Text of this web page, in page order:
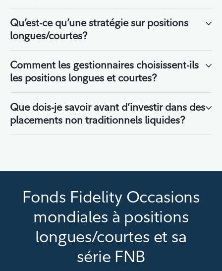
Qu’est-ce qu’une stratégie sur positions
longues/courtes?
Comment les gestionnaires choisissent-ils
les positions longues et courtes?
Que dois-je savoir avant d’investir dans des
placements non traditionnels liquides?
Fonds Fidelity Occasions
mondiales à positions
longues/courtes et sa
série FNB